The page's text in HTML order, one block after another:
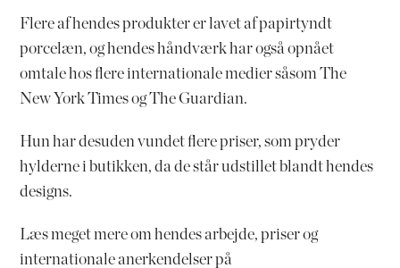
Flere af hendes produkter er lavet af papirtyndt
porcelæn, og hendes håndværk har også opnået
omtale hos flere internationale medier såsom The
New York Times og The Guardian.
Hun har desuden vundet flere priser, som pryder
hylderne i butikken, da de står udstillet blandt hendes
designs.
Læs meget mere om hendes arbejde, priser og
internationale anerkendelser på